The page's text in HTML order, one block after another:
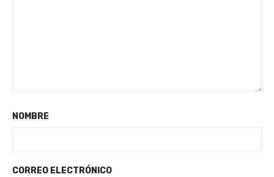
NOMBRE
CORREO ELECTRÓNICO